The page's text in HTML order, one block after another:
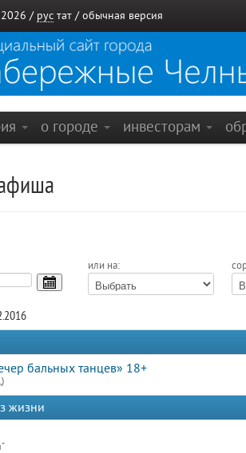
2026 / рус тат / обычная версия
о городе инвесторам
или на:
бальных танцев» 18+
жизни